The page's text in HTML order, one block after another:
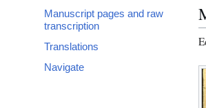
Manuscript pages and raw
transcription
Translations
Navigate